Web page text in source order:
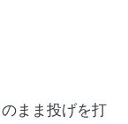
まま投げを打